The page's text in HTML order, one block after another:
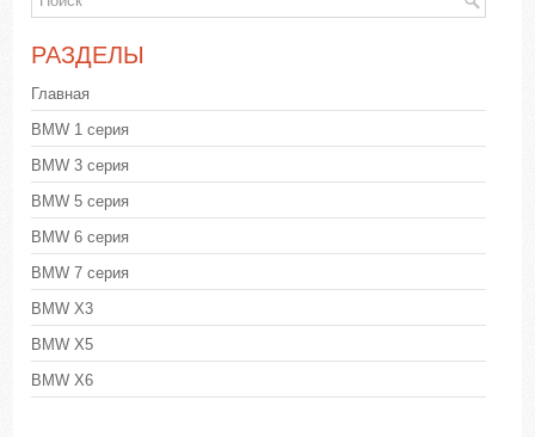
РАЗДЕЛЫ
Главная
BMW 1 серия
BMW 3 серия
BMW 5 серия
BMW 6 серия
BMW 7 серия
BMW X3
BMW X5
BMW X6